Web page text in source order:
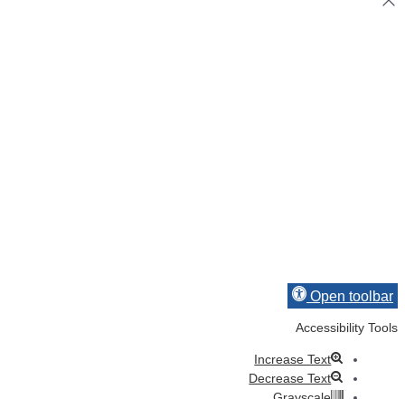
Open toolbar
Accessibility Tools
Increase Text
Decrease Text